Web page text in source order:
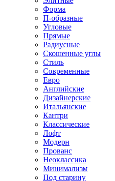
Форма
П-образные
Угловые
Прямые
Радиусные
Скошенные углы
Стиль
Современные
Евро
Английские
Дизайнерские
Итальянские
Кантри
Классические
Лофт
Модерн
Прованс
Неоклассика
Минимализм
Под старину